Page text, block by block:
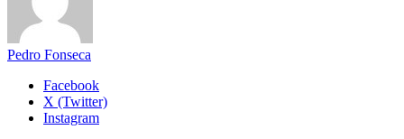
Pedro Fonseca
Facebook
X (Twitter)
Instagram